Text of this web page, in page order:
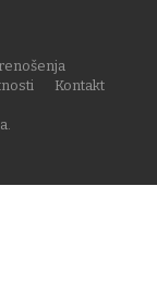
Kontakt